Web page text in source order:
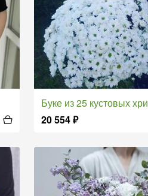
Буке из 25 кустовых
20 554₽